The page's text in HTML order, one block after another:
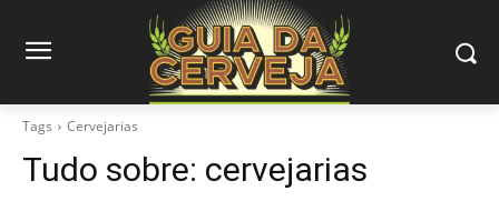
Tags Cervejarias
Tudo sobre: cervejarias